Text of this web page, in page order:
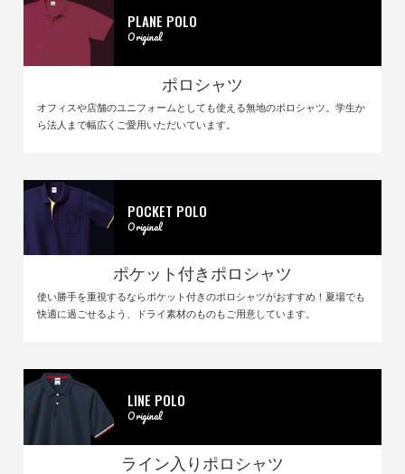
PLANE POLO
Original
ポロシャツ
オフィスや店舗のユニフォームとしても使える無地のポロシャツ。学生か
ら法人まで幅広くご愛用いただいています。
POCKET POLO
Original
ポケット付きポロシャツ
使い勝手を重視するならポケット付きのポロシャツがおすすめ！夏場でも
快適に過ごせるよう、ドライ素材のものもご用意しています。
LINE POLO
Original
ライン入りポロシャツ